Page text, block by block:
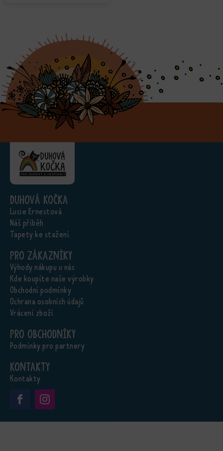
Duhová kočka
Lucie Ernestová
Náš příběh
Tapety ke stažení
Pro zákazníky
Výhody nákupu u nás
Kde koupíte naše výrobky
Obchodní podmínky
Ochrana osobních údajů
Vrácení zboží
Pro obchodníky
Podmínky pro partnery
Kontakty
Kontakty